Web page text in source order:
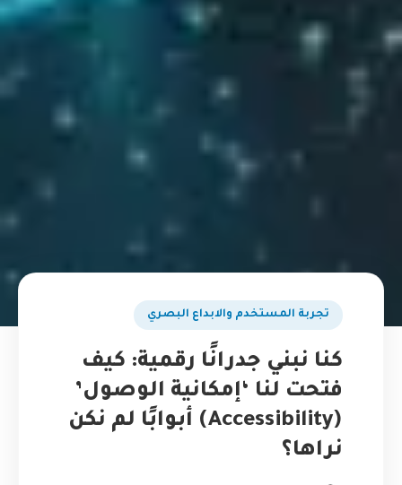
تجربة المستخدم والابداع البصري
كنا نبني جدرانًا رقمية: كيف
فتحت لنا ‘إمكانية الوصول’
(Accessibility) أبوابًا لم نكن
نراها؟